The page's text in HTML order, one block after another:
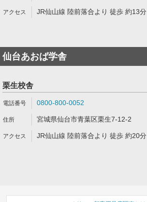
JR仙山線 陸前落合より 徒歩 約13分
仙台あおば学舎
栗生校舎
0800-800-0052
宮城県仙台市青葉区栗生7-12-2
JR仙山線 陸前落合より 徒歩 約20分